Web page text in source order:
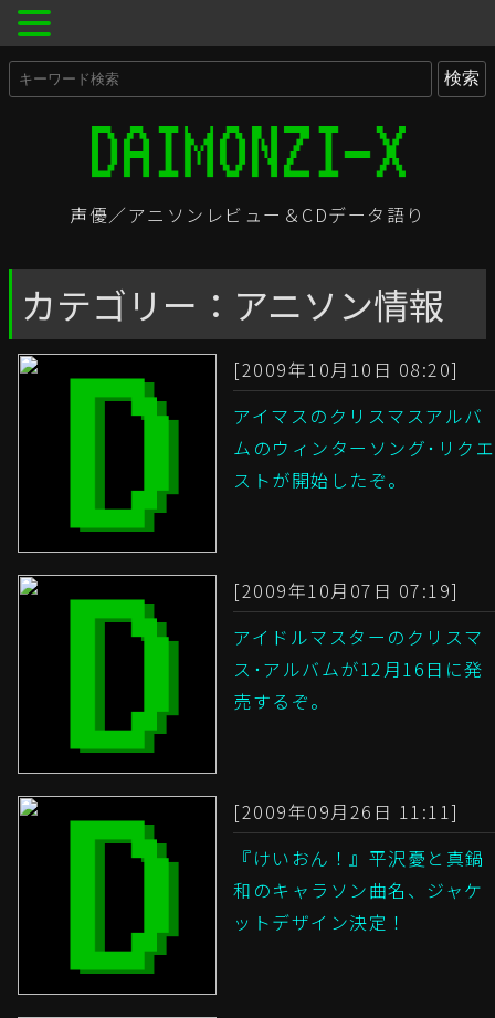
声優／アニソンレビュー＆CDデータ語り
カテゴリー：アニソン情報
[2009年10月10日 08:20]
アイマスのクリスマスアルバ
ムのウィンターソング･リクエ
ストが開始したぞ。
[2009年10月07日 07:19]
アイドルマスターのクリスマ
ス･アルバムが12月16日に発
売するぞ。
[2009年09月26日 11:11]
『けいおん！』平沢憂と真鍋
和のキャラソン曲名、ジャケ
ットデザイン決定！